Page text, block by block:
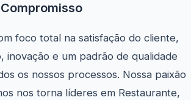
foco total na satisfação do cliente,
inovação e um padrão de qualidade
os nossos processos. Nossa paixão
nos torna líderes em Restaurante,